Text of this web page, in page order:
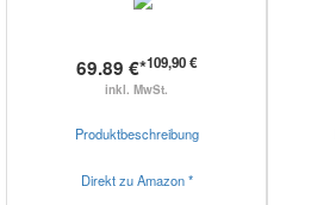
69.89 €*109,90 €
inkl. MwSt.
Produktbeschreibung
Direkt zu Amazon *